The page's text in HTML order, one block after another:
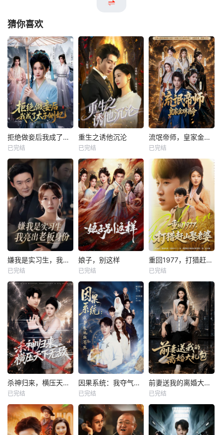
猜你喜欢
拒绝做妾后我成了太子侧妃
已完结
重生之诱他沉沦
已完结
流氓帝师，皇家金牌县令
已完结
嫌我是实习生，我亮出老板身份
已完结
娘子，别这样
已完结
重回1977，打猎赶山娶老婆
已完结
杀神归来，横压天下无敌
已完结
因果系统：我夺气运救苍生
已完结
前妻送我的离婚大礼包
已完结